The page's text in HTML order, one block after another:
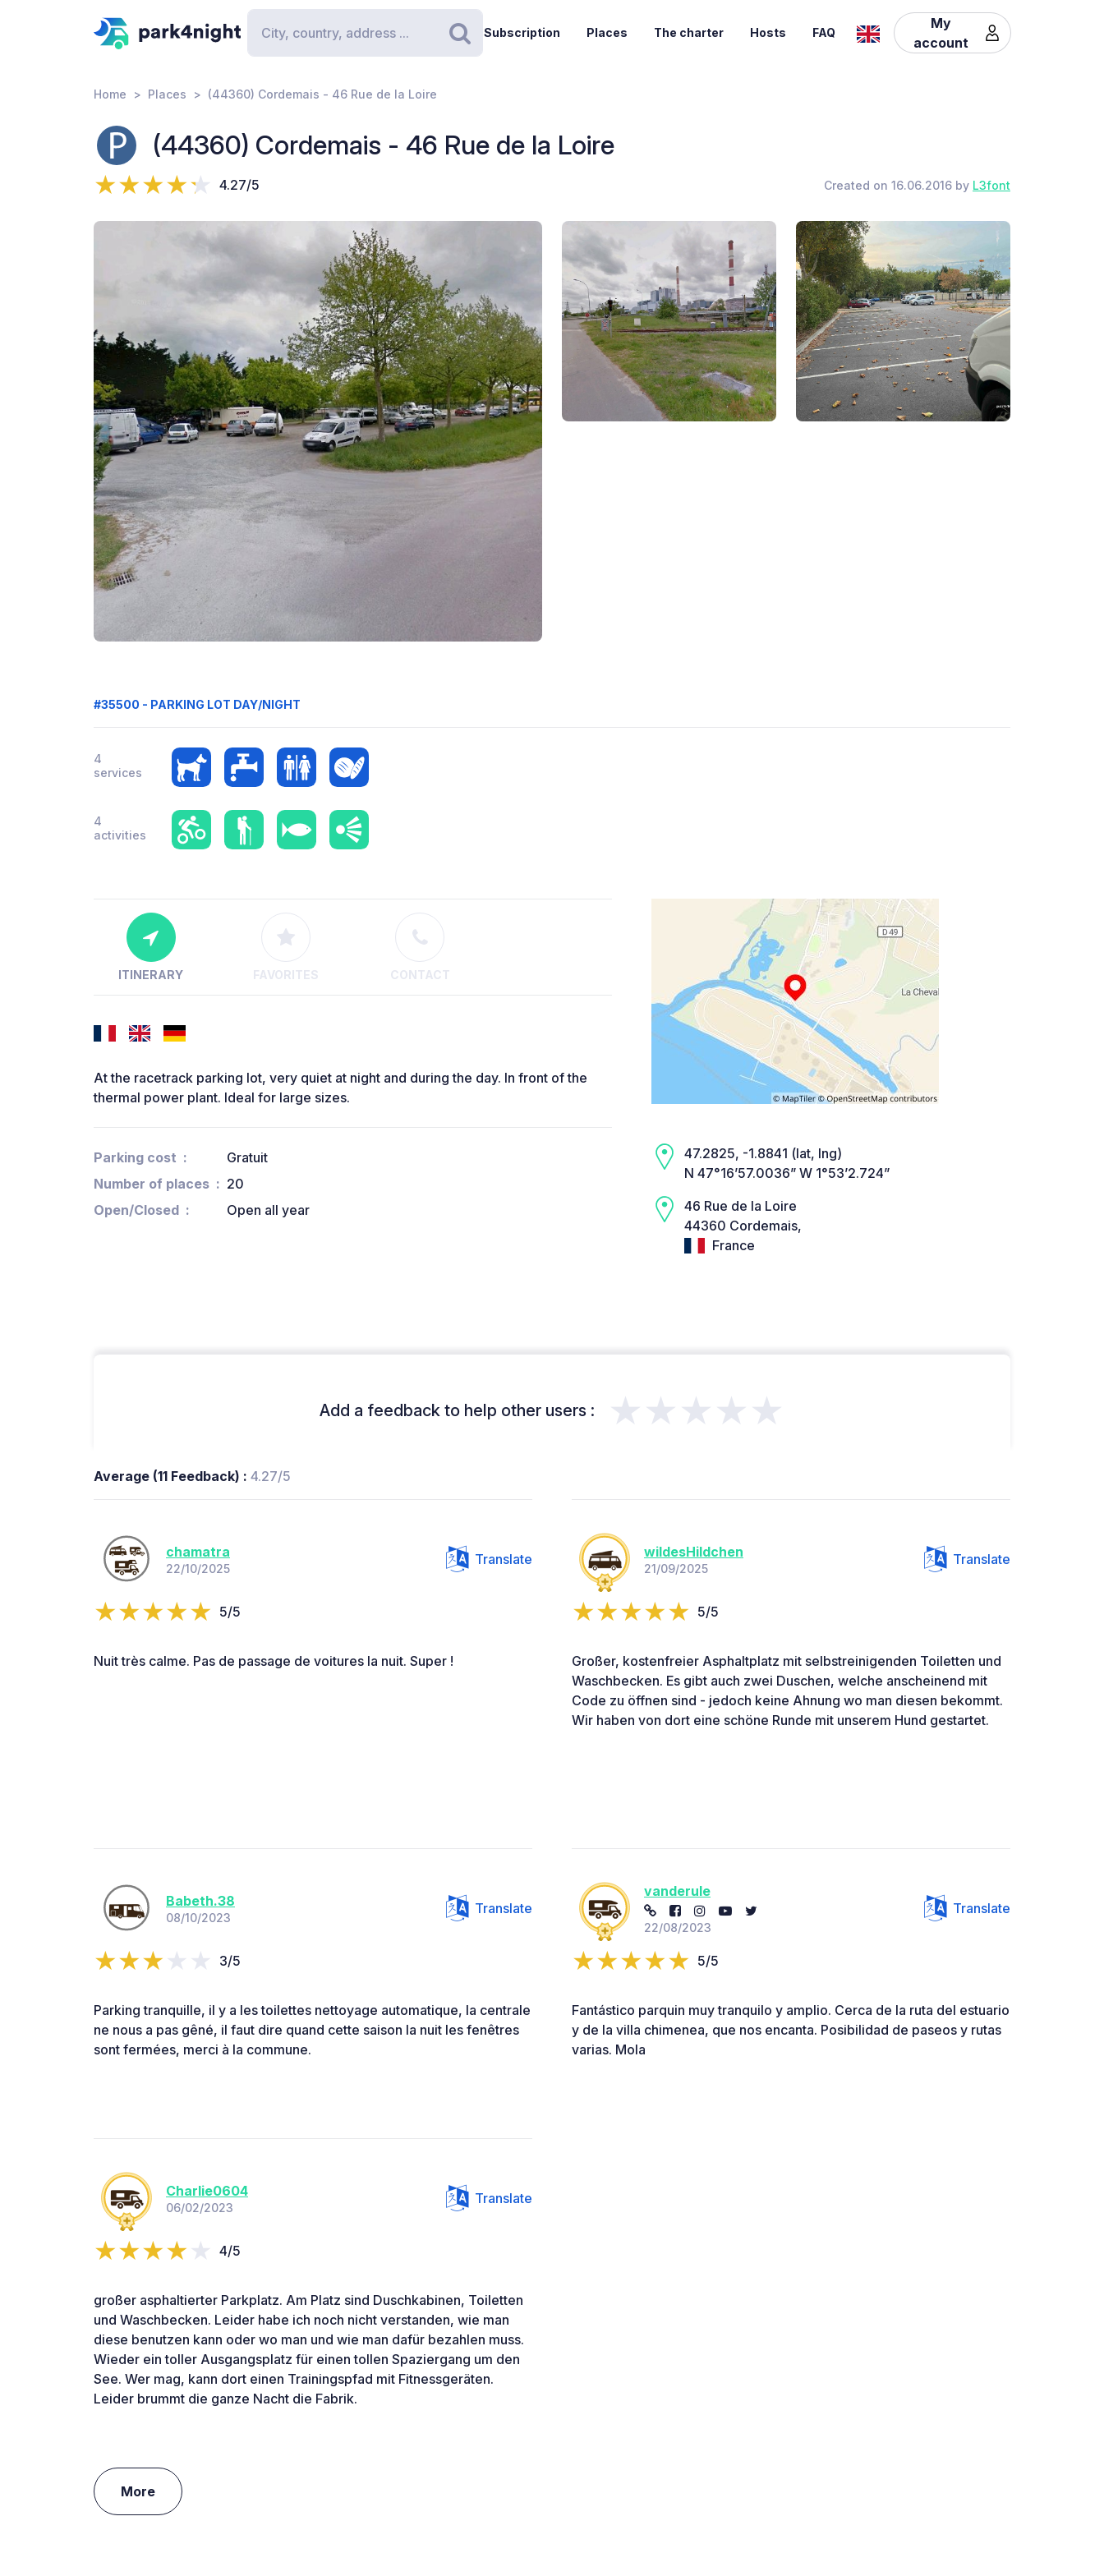
Search
Subscription Places The charter Hosts FAQ
My
account
Home Places (44360) Cordemais - 46 Rue de la Loire
(44360) Cordemais - 46 Rue de la Loire
4.27/5 Created on 16.06.2016 by L3font
#35500 - PARKING LOT DAY/NIGHT
4
services
4
activities
ITINERARY FAVORITES CONTACT
At the racetrack parking lot, very quiet at night and during the day. In front of the
thermal power plant. Ideal for large sizes.
Parking cost
Gratuit
Number of places
20
Open/Closed
Open all year
47.2825, -1.8841 (lat, lng)
N 47°16’57.0036” W 1°53’2.724”
46 Rue de la Loire
44360 Cordemais,
France
Add a feedback to help other users : ★★★★★
Average (11 Feedback) : 4.27/5
chamatra
22/10/2025
Translate
5/5
Nuit très calme. Pas de passage de voitures la nuit. Super !
wildesHildchen
21/09/2025
Translate
5/5
Großer, kostenfreier Asphaltplatz mit selbstreinigenden Toiletten und
Waschbecken. Es gibt auch zwei Duschen, welche anscheinend mit
Code zu öffnen sind - jedoch keine Ahnung wo man diesen bekommt.
Wir haben von dort eine schöne Runde mit unserem Hund gestartet.
Babeth.38
08/10/2023
Translate
3/5
Parking tranquille, il y a les toilettes nettoyage automatique, la centrale
ne nous a pas gêné, il faut dire quand cette saison la nuit les fenêtres
sont fermées, merci à la commune.
vanderule
22/08/2023
Translate
5/5
Fantástico parquin muy tranquilo y amplio. Cerca de la ruta del estuario
y de la villa chimenea, que nos encanta. Posibilidad de paseos y rutas
varias. Mola
Charlie0604
06/02/2023
Translate
4/5
großer asphaltierter Parkplatz. Am Platz sind Duschkabinen, Toiletten
und Waschbecken. Leider habe ich noch nicht verstanden, wie man
diese benutzen kann oder wo man und wie man dafür bezahlen muss.
Wieder ein toller Ausgangsplatz für einen tollen Spaziergang um den
See. Wer mag, kann dort einen Trainingspfad mit Fitnessgeräten.
Leider brummt die ganze Nacht die Fabrik.
More